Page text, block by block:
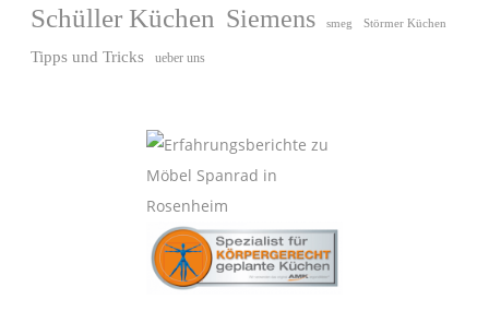
Schüller Küchen Siemens smeg Störmer Küchen
Tipps und Tricks ueber uns